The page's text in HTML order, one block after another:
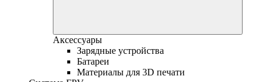
Аксессуары
Зарядные устройства
Батареи
Материалы для 3D печати